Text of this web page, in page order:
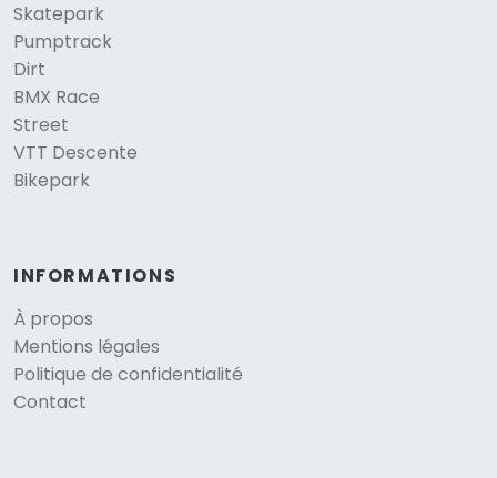
Skatepark
Pumptrack
Dirt
BMX Race
Street
VTT Descente
Bikepark
INFORMATIONS
À propos
Mentions légales
Politique de confidentialité
Contact